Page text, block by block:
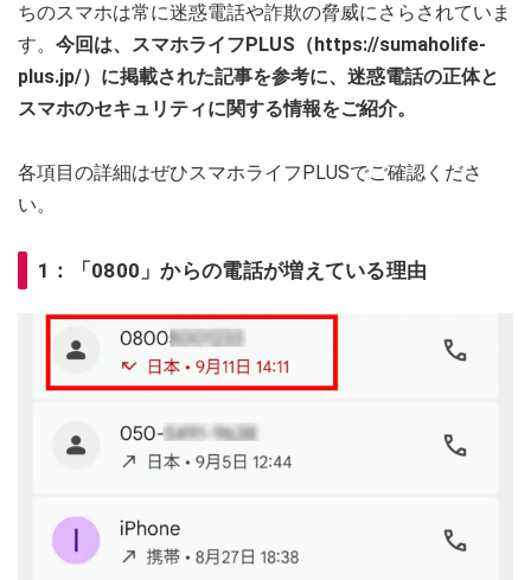
ちのスマホは常に迷惑電話や詐欺の脅威にさらされていま
す。 今回は、スマホライフPLUS（https://sumaholife-
plus.jp/）に掲載された記事を参考に、迷惑電話の正体と
スマホのセキュリティに関する情報をご紹介。
各項目の詳細はぜひスマホライフPLUSでご確認くださ
い。
1：「0800」からの電話が増えている理由